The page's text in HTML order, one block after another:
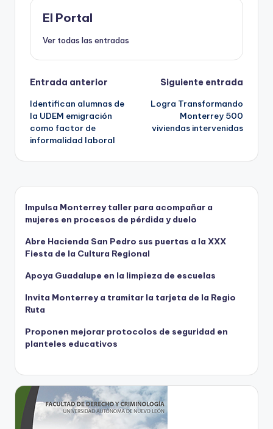
o
k
n
El Portal
Ver todas las entradas
Navegación
de
entradas
Entrada anterior
Identifican alumnas de
la UDEM emigración
como factor de
informalidad laboral
Siguiente entrada
Logra Transformando
Monterrey 500
viviendas intervenidas
Impulsa Monterrey taller para acompañar a
mujeres en procesos de pérdida y duelo
Abre Hacienda San Pedro sus puertas a la XXX
Fiesta de la Cultura Regional
Apoya Guadalupe en la limpieza de escuelas
Invita Monterrey a tramitar la tarjeta de la Regio
Ruta
Proponen mejorar protocolos de seguridad en
planteles educativos